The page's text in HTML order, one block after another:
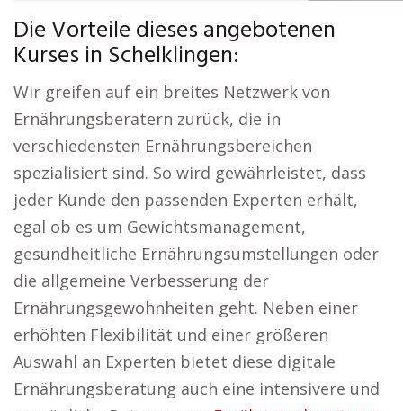
Die Vorteile dieses angebotenen
Kurses in Schelklingen:
Wir greifen auf ein breites Netzwerk von
Ernährungsberatern zurück, die in
verschiedensten Ernährungsbereichen
spezialisiert sind. So wird gewährleistet, dass
jeder Kunde den passenden Experten erhält,
egal ob es um Gewichtsmanagement,
gesundheitliche Ernährungsumstellungen oder
die allgemeine Verbesserung der
Ernährungsgewohnheiten geht. Neben einer
erhöhten Flexibilität und einer größeren
Auswahl an Experten bietet diese digitale
Ernährungsberatung auch eine intensivere und